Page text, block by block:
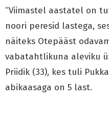
“Viimastel aastatel on
noori peresid lastega,
näiteks Otepääst
vabatahtlikuna aleviku
Priidik (33), kes tuli
abikaasaga on 5 last.